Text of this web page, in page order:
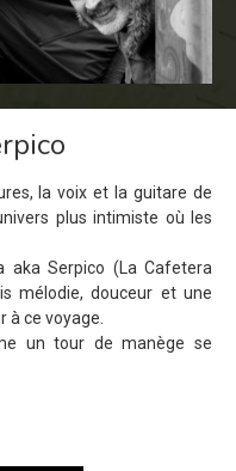
la voix et la guitare de
plus intimiste où les
aka Serpico (La Cafetera
mélodie, douceur et une
à ce voyage.
un tour de manège se